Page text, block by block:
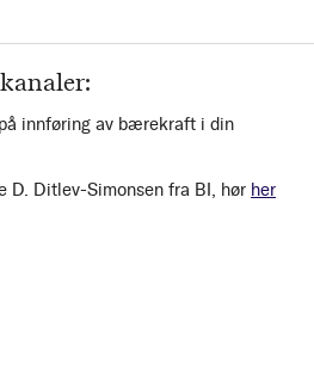
innføring av bærekraft i din
D. Ditlev-Simonsen fra BI, hør her